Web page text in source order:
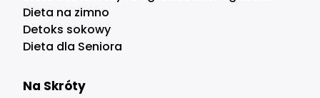
Dieta na zimno
Detoks sokowy
Dieta dla Seniora
Na Skróty